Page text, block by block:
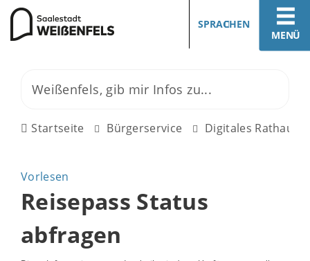
MENÜ
SPRACHEN
Startseite Bürgerservice Digitales Rathaus
Vorlesen
Reisepass Status
abfragen